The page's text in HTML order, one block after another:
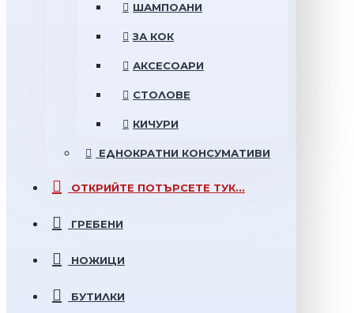
ШАМПОАНИ
ЗА КОК
АКСЕСОАРИ
СТОЛОВЕ
КИЧУРИ
ЕДНОКРАТНИ КОНСУМАТИВИ
ОТКРИЙТЕ ПОТЪРСЕТЕ ТУК...
ГРЕБЕНИ
НОЖИЦИ
БУТИЛКИ